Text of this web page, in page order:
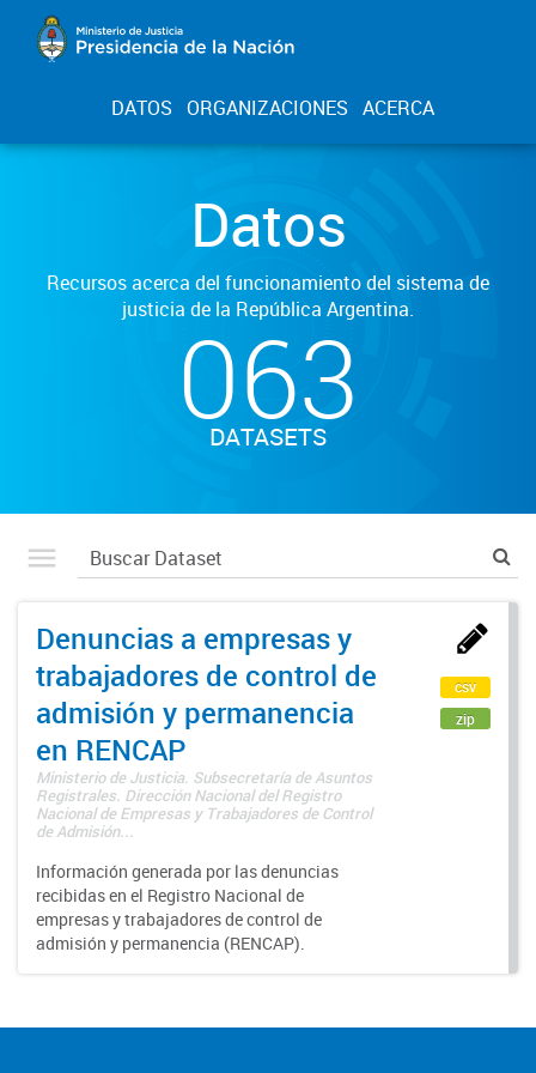
DATOS ORGANIZACIONES ACERCA
Datos
Recursos acerca del funcionamiento del sistema de
justicia de la República Argentina.
063
DATASETS
Denuncias a empresas y
trabajadores de control de
admisión y permanencia
en RENCAP
Ministerio de Justicia. Subsecretaría de Asuntos
Registrales. Dirección Nacional del Registro
Nacional de Empresas y Trabajadores de Control
de Admisión...
Información generada por las denuncias
recibidas en el Registro Nacional de
empresas y trabajadores de control de
admisión y permanencia (RENCAP).
csv
zip